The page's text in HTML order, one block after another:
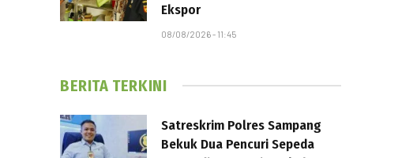
Ekspor
08/08/2026 - 11:45
BERITA TERKINI
Satreskrim Polres Sampang
Bekuk Dua Pencuri Sepeda